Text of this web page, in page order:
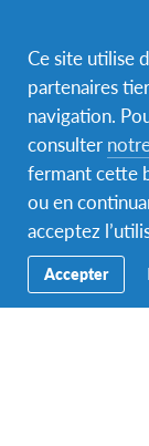
À
Ce site utilise
partenaires
navigation.
consulter
fermant cette
ou en
acceptez
Accepter